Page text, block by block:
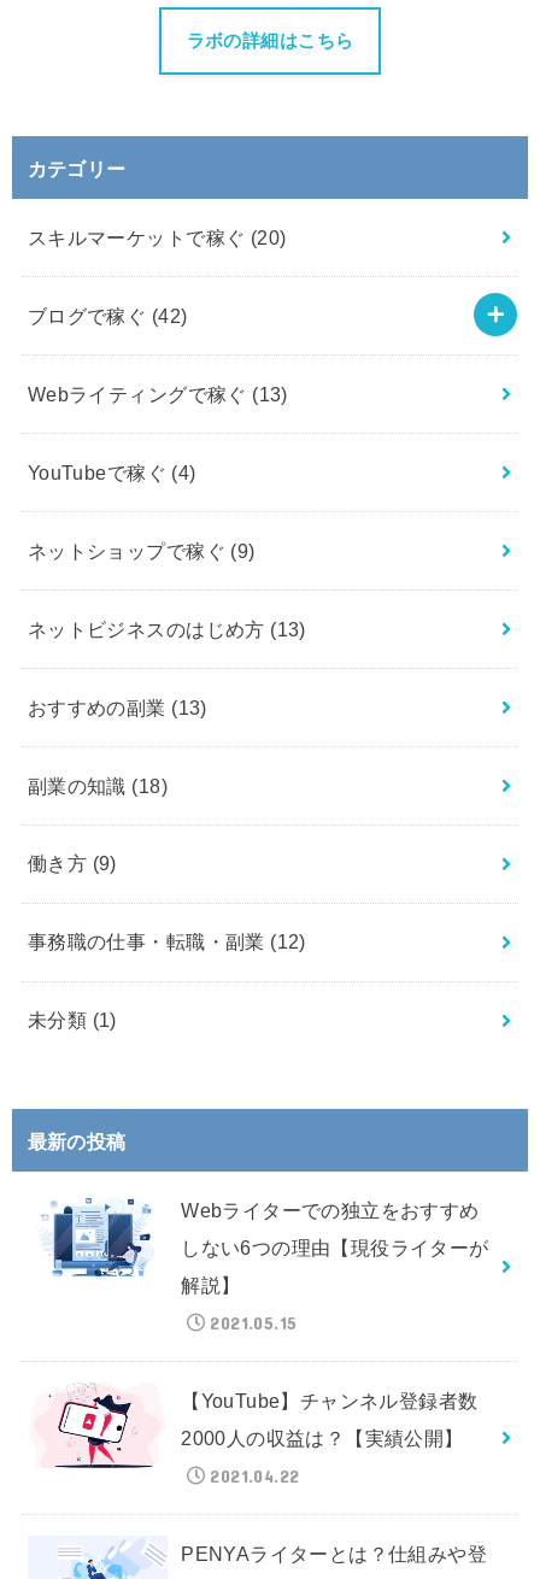
ラボの詳細はこちら
カテゴリー
スキルマーケットで稼ぐ (20)
ブログで稼ぐ (42)
Webライティングで稼ぐ (13)
YouTubeで稼ぐ (4)
ネットショップで稼ぐ (9)
ネットビジネスのはじめ方 (13)
おすすめの副業 (13)
副業の知識 (18)
働き方 (9)
事務職の仕事・転職・副業 (12)
未分類 (1)
最新の投稿
Webライターでの独立をおすすめ
しない6つの理由【現役ライターが
解説】
2021.05.15
【YouTube】チャンネル登録者数
2000人の収益は？【実績公開】
2021.04.22
PENYAライターとは？仕組みや登